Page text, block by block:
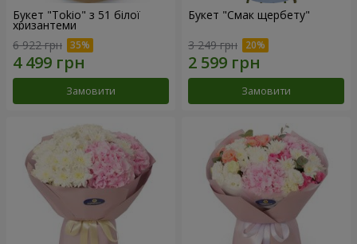
Букет "Tokio" з 51 білої
хризантеми
6 922 грн
Замовити
Букет "Смак щербету"
3 249 грн
Замовити